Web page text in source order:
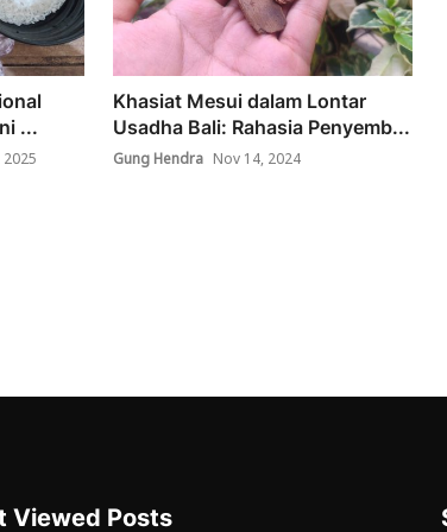
...
Khasiat Mesui dalam Lontar
Usadha Bali: Rahasia Penyemb...
Gung Hendra Nov 14, 2024
Viewed Posts